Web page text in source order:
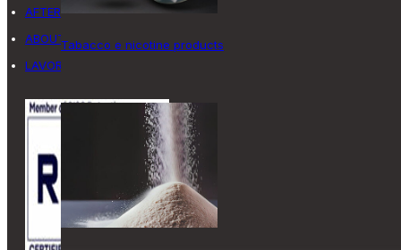
Tabacco e nicotine products
AFTER SALES
ABOUT US
LAVORA CON NOI